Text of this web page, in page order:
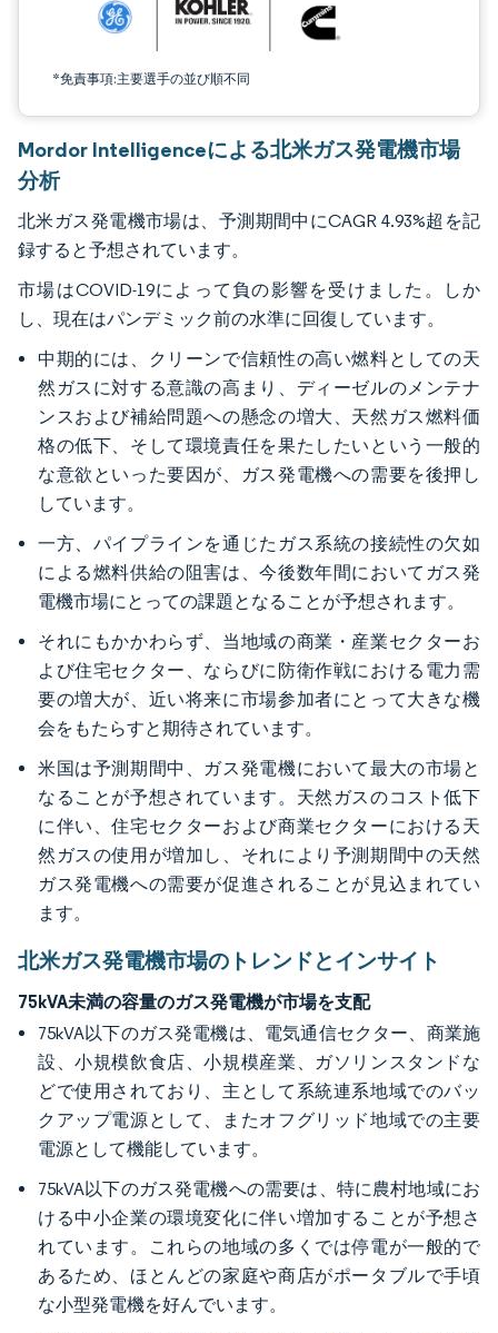
*免責事項:主要選手の並び順不同
Mordor Intelligenceによる北米ガス発電機市場
分析
北米ガス発電機市場は、予測期間中にCAGR 4.93%超を記
録すると予想されています。
市場はCOVID-19によって負の影響を受けました。しか
し、現在はパンデミック前の水準に回復しています。
中期的には、クリーンで信頼性の高い燃料としての天
然ガスに対する意識の高まり、ディーゼルのメンテナ
ンスおよび補給問題への懸念の増大、天然ガス燃料価
格の低下、そして環境責任を果たしたいという一般的
な意欲といった要因が、ガス発電機への需要を後押し
しています。
一方、パイプラインを通じたガス系統の接続性の欠如
による燃料供給の阻害は、今後数年間においてガス発
電機市場にとっての課題となることが予想されます。
それにもかかわらず、当地域の商業・産業セクターお
よび住宅セクター、ならびに防衛作戦における電力需
要の増大が、近い将来に市場参加者にとって大きな機
会をもたらすと期待されています。
米国は予測期間中、ガス発電機において最大の市場と
なることが予想されています。天然ガスのコスト低下
に伴い、住宅セクターおよび商業セクターにおける天
然ガスの使用が増加し、それにより予測期間中の天然
ガス発電機への需要が促進されることが見込まれてい
ます。
北米ガス発電機市場のトレンドとインサイト
75kVA未満の容量のガス発電機が市場を支配
75kVA以下のガス発電機は、電気通信セクター、商業施
設、小規模飲食店、小規模産業、ガソリンスタンドな
どで使用されており、主として系統連系地域でのバッ
クアップ電源として、またオフグリッド地域での主要
電源として機能しています。
75kVA以下のガス発電機への需要は、特に農村地域にお
ける中小企業の環境変化に伴い増加することが予想さ
れています。これらの地域の多くでは停電が一般的で
あるため、ほとんどの家庭や商店がポータブルで手頃
な小型発電機を好んでいます。